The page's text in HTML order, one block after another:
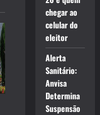
chegar ao
celular do
eleitor
Alerta
Sanitário:
Anvisa
Determina
Suspensão